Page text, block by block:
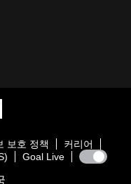
보호 정책
커리어
Goal Live